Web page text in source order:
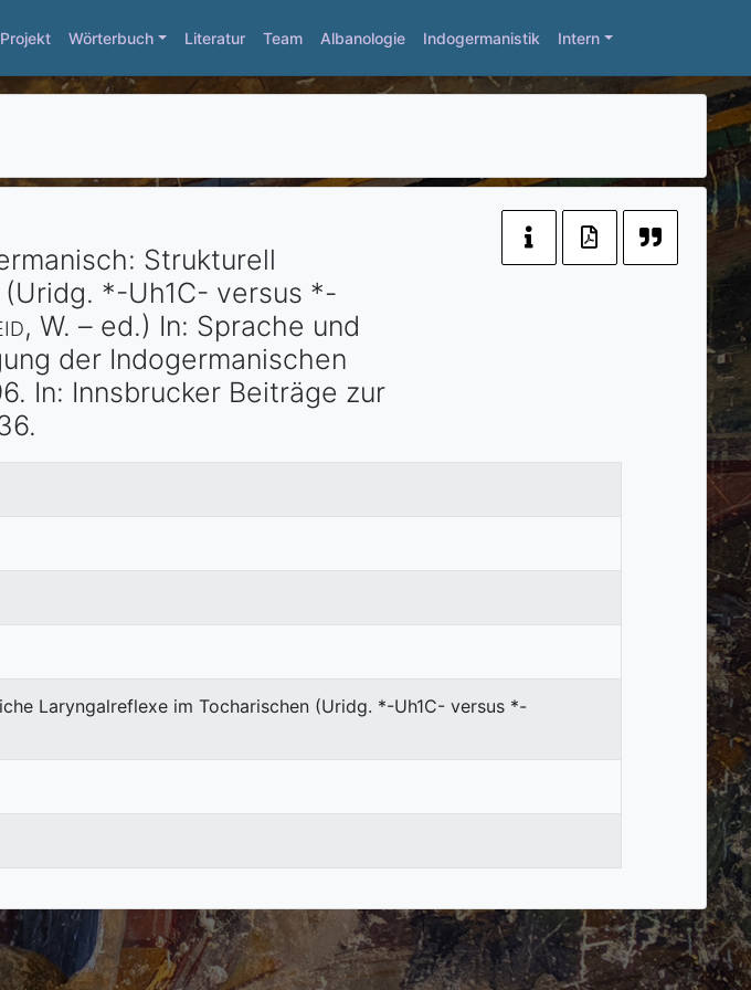
Projekt Wörterbuch Literatur Team Albanologie Indogermanistik Intern
Strukturell
*-Uh1C- versus *-
, W. – ed.) In: Sprache und
der Indogermanischen
In: Innsbrucker Beiträge zur
Laryngalreflexe im Tocharischen (Uridg. *-Uh1C- versus *-